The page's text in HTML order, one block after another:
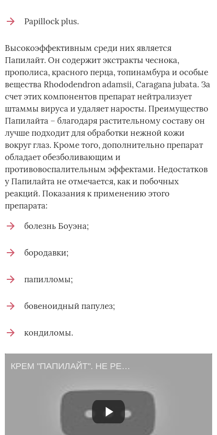
Papillock plus.
Высокоэффективным среди них является
Папилайт. Он содержит экстракты чеснока,
прополиса, красного перца, топинамбура и особые
вещества Rhododendron adamsii, Caragana jubata. За
счет этих компонентов препарат нейтрализует
штаммы вируса и удаляет наросты. Преимущество
Папилайта – благодаря растительному составу он
лучше подходит для обработки нежной кожи
вокруг глаз. Кроме того, дополнительно препарат
обладает обезболивающим и
противовоспалительным эффектами. Недостатков
у Папилайта не отмечается, как и побочных
реакций. Показания к применению этого
препарата:
болезнь Боуэна;
бородавки;
папилломы;
бовеноидный папулез;
кондиломы.
КРЕМ "ПАПИЛАЙТ". НЕ РЕКЛАМА. ЧЕСТНЫЕ ОТЗЫВЫ. Удаляем бородавки и родинки. Папилломы